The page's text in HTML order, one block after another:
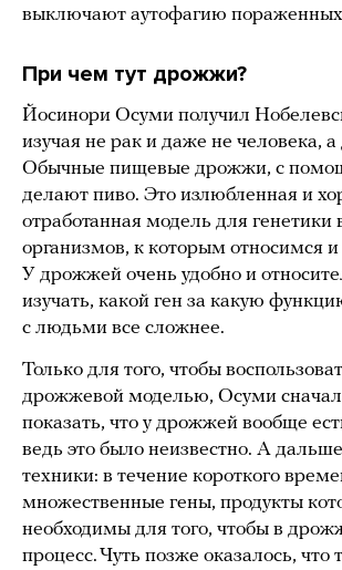
выключают аутофагию
При чем тут дрожжи?
Йосинори Осуми получил
изучая не рак и даже не человека,
Обычные пищевые дрожжи, с
делают пиво. Это излюбленная и
отработанная модель для
организмов, к которым относимся
У дрожжей очень удобно и
изучать, какой ген за какую
с людьми все сложнее.
Только для того, чтобы
дрожжевой моделью, Осуми
показать, что у дрожжей вообще
ведь это было неизвестно. А
техники: в течение короткого
множественные гены, продукты
необходимы для того, чтобы в
процесс. Чуть позже оказалось, что